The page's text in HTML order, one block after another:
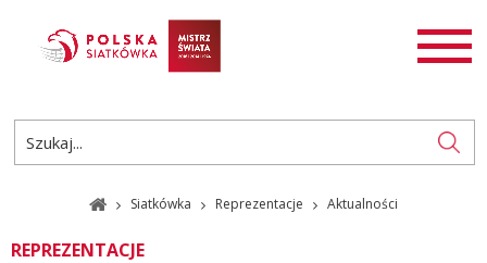
AKTUALNOŚCI
ROZGRYWKI
PL
EN
Siatkówka Reprezentacje Aktualności
REPREZENTACJE